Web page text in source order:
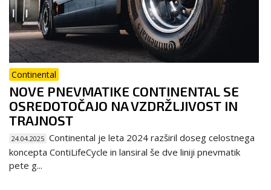
Continental
NOVE PNEVMATIKE CONTINENTAL SE
OSREDOTOČAJO NA VZDRŽLJIVOST IN
TRAJNOST
24.04.2025 Continental je leta 2024 razširil doseg celostnega
koncepta ContiLifeCycle in lansiral še dve liniji pnevmatik
pete g...